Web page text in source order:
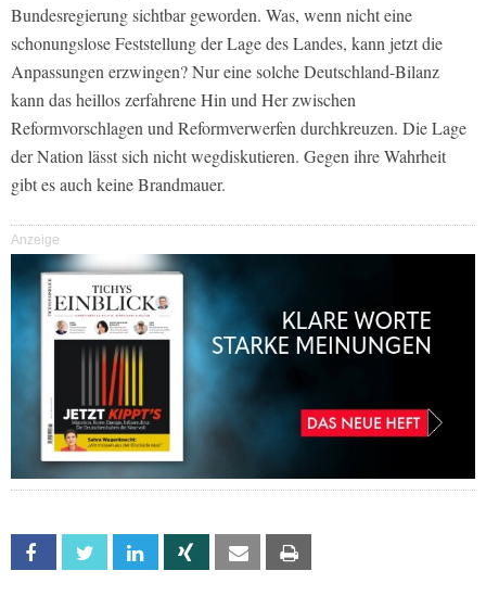
Bundesregierung sichtbar geworden. Was, wenn nicht eine
schonungslose Feststellung der Lage des Landes, kann jetzt die
Anpassungen erzwingen? Nur eine solche Deutschland-Bilanz
kann das heillos zerfahrene Hin und Her zwischen
Reformvorschlagen und Reformverwerfen durchkreuzen. Die Lage
der Nation lässt sich nicht wegdiskutieren. Gegen ihre Wahrheit
gibt es auch keine Brandmauer.
Anzeige
Facebook Twitter Linkedin Xing Email